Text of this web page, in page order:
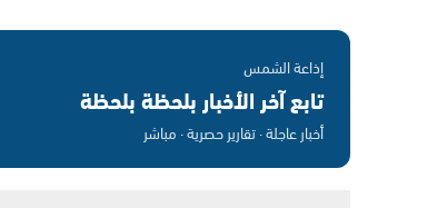
إذاعة الشمس
تابع آخر الأخبار بلحظة بلحظة
أخبار عاجلة · تقارير حصرية · مباشر